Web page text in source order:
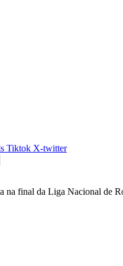
Tiktok X-twitter
na final da Liga Nacional de